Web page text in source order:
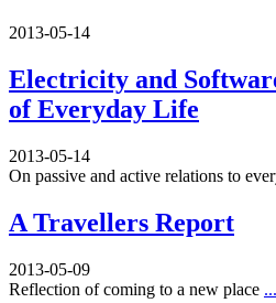
2013-05-14
Electricity and
of Everyday Life
2013-05-14
On passive and active relations to
A Travellers Report
2013-05-09
Reflection of coming to a new place ...